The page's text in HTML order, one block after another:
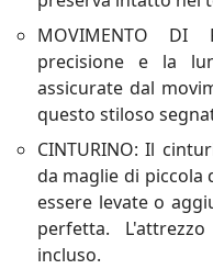
MOVIMENTO DI
precisione e la
assicurate dal
questo stiloso
CINTURINO: Il
da maglie di piccola
essere levate o
perfetta.
incluso.